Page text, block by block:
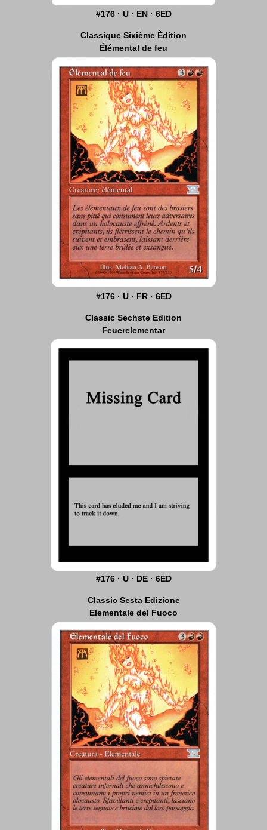
#176 · U · EN · 6ED
Classique Sixième Èdition
Élémental de feu
#176 · U · FR · 6ED
Classic Sechste Edition
Feuerelementar
#176 · U · DE · 6ED
Classic Sesta Edizione
Elementale del Fuoco